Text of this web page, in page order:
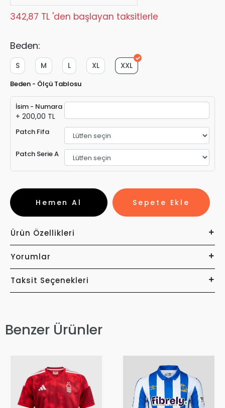
342,87 TL 'den başlayan taksitlerle
Beden:
XXL
XL
L
M
S
Beden - Ölçü Tablosu
İsim - Numara
+ 200,00 TL
Patch Fifa
Patch Serie A
Sepete Ekle
Hemen Al
Ürün Özellikleri
Yorumlar
Taksit Seçenekleri
Benzer Ürünler